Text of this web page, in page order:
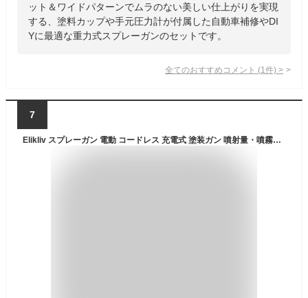
ット＆ワイドパターンでムラのない美しい仕上がりを実現
する、塗料カップや手元圧力計が付属した自動車補修やDI
Yに最適な重力式スプレーガンのセットです。
全てのおすすめコメント (1 件) >
7
Elikliv スプレーガン 電動 コードレス 充電式 塗装ガン 噴射量・噴霧幅・角度調整可能 油性・水性塗料対応 マキタ18Vバッテリー互換